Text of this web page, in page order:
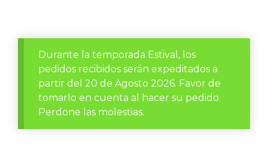
Durante la temporada Estival, los
pedidos recibidos serán expeditados a
partir del 20 de Agosto 2026. Favor de
tomarlo en cuenta al hacer su pedido.
Perdone las molestias.